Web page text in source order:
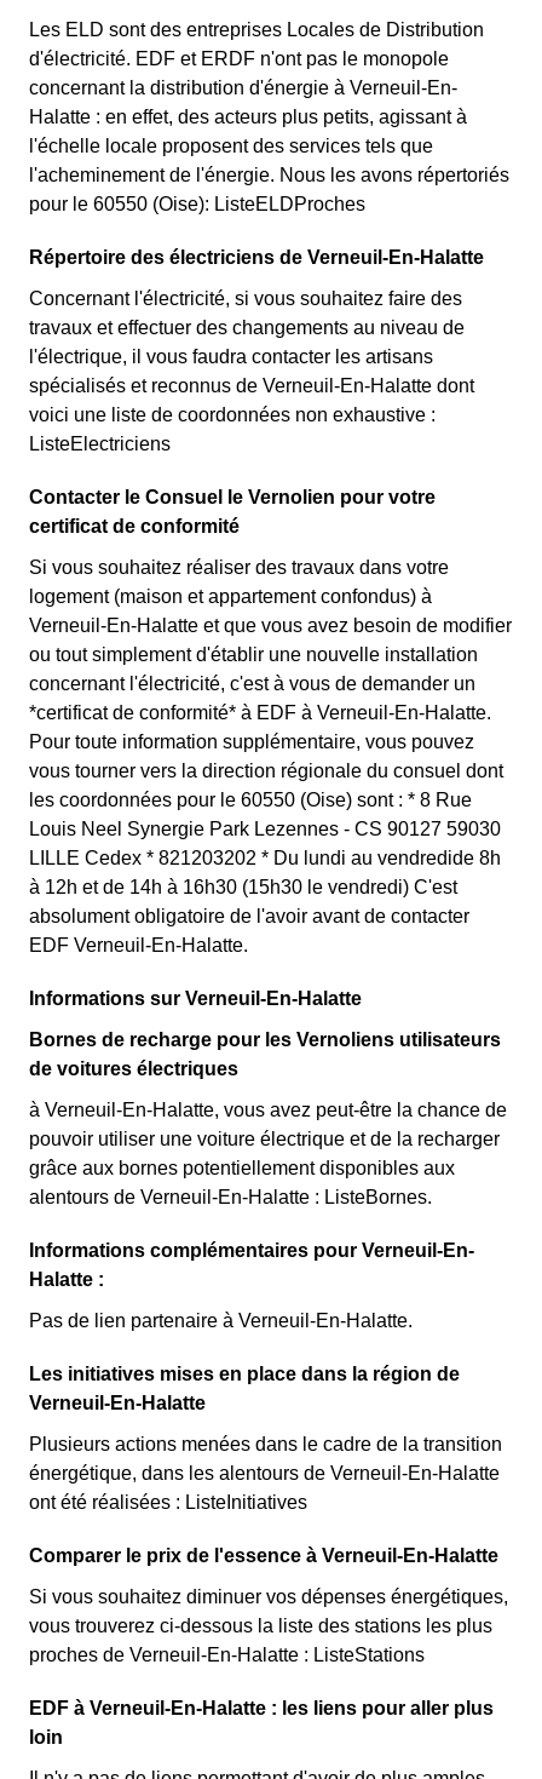
Les ELD sont des entreprises Locales de Distribution
d'électricité. EDF et ERDF n'ont pas le monopole
concernant la distribution d'énergie à Verneuil-En-
Halatte : en effet, des acteurs plus petits, agissant à
l'échelle locale proposent des services tels que
l'acheminement de l'énergie. Nous les avons répertoriés
pour le 60550 (Oise): ListeELDProches
Répertoire des électriciens de Verneuil-En-Halatte
Concernant l'électricité, si vous souhaitez faire des
travaux et effectuer des changements au niveau de
l'électrique, il vous faudra contacter les artisans
spécialisés et reconnus de Verneuil-En-Halatte dont
voici une liste de coordonnées non exhaustive :
ListeElectriciens
Contacter le Consuel le Vernolien pour votre
certificat de conformité
Si vous souhaitez réaliser des travaux dans votre
logement (maison et appartement confondus) à
Verneuil-En-Halatte et que vous avez besoin de modifier
ou tout simplement d'établir une nouvelle installation
concernant l'électricité, c'est à vous de demander un
*certificat de conformité* à EDF à Verneuil-En-Halatte.
Pour toute information supplémentaire, vous pouvez
vous tourner vers la direction régionale du consuel dont
les coordonnées pour le 60550 (Oise) sont : * 8 Rue
Louis Neel Synergie Park Lezennes - CS 90127 59030
LILLE Cedex * 821203202 * Du lundi au vendredide 8h
à 12h et de 14h à 16h30 (15h30 le vendredi) C'est
absolument obligatoire de l'avoir avant de contacter
EDF Verneuil-En-Halatte.
Informations sur Verneuil-En-Halatte
Bornes de recharge pour les Vernoliens utilisateurs
de voitures électriques
à Verneuil-En-Halatte, vous avez peut-être la chance de
pouvoir utiliser une voiture électrique et de la recharger
grâce aux bornes potentiellement disponibles aux
alentours de Verneuil-En-Halatte : ListeBornes.
Informations complémentaires pour Verneuil-En-
Halatte :
Pas de lien partenaire à Verneuil-En-Halatte.
Les initiatives mises en place dans la région de
Verneuil-En-Halatte
Plusieurs actions menées dans le cadre de la transition
énergétique, dans les alentours de Verneuil-En-Halatte
ont été réalisées : ListeInitiatives
Comparer le prix de l'essence à Verneuil-En-Halatte
Si vous souhaitez diminuer vos dépenses énergétiques,
vous trouverez ci-dessous la liste des stations les plus
proches de Verneuil-En-Halatte : ListeStations
EDF à Verneuil-En-Halatte : les liens pour aller plus
loin